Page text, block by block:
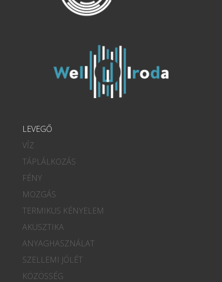
LEVEGŐ
VÍZ
TÁPLÁLKOZÁS
FÉNY
MOZGÁS
TERMIKUS KÉNYELEM
AKUSZTIKA
ANYAGHASZNÁLAT
SZELLEMI JÓLÉT
KÖZÖSSÉG